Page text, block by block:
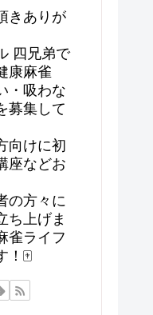
きありが
四兄弟で
康麻雀
・吸わな
募集して
向けに初
座などお
の方々に
ち上げま
雀ライフ
！🀄